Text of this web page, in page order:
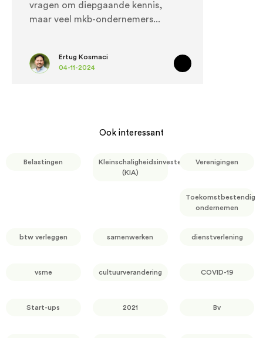
vragen om diepgaande kennis,
maar veel mkb-ondernemers
Ertug Kosmaci
04-11-2024
Ook interessant
Belastingen
Kleinschaligheidsinvesteringsaftrek
(KIA)
Verenigingen
Toekomstbestendig
ondernemen
btw verleggen samenwerken dienstverlening
vsme cultuurverandering COVID-19
Start-ups 2021 Bv